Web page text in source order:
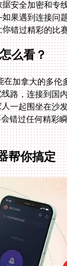
安全加密和专
遇到连接问
错过精彩的比
么看？
加拿大的多
路，连接到国
用电视投屏，和家
错过任何精彩
帮你搞定